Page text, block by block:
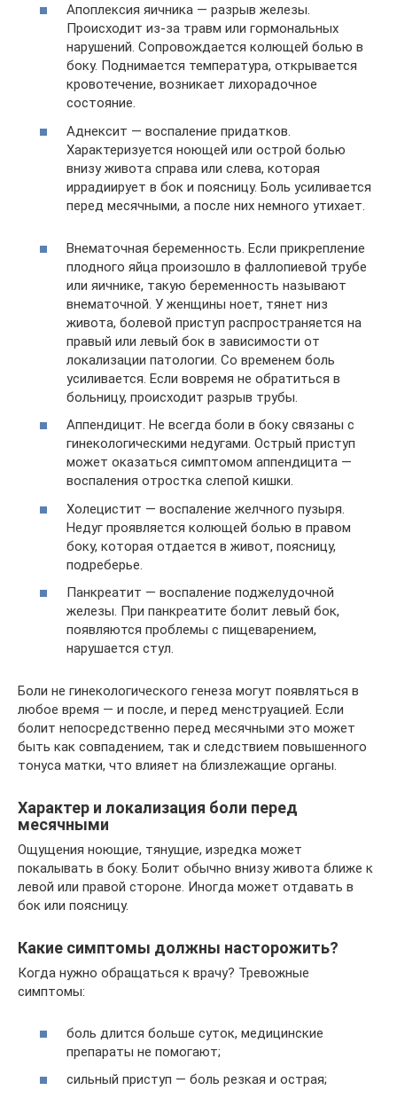
Апоплексия яичника — разрыв железы.
Происходит из-за травм или гормональных
нарушений. Сопровождается колющей болью в
боку. Поднимается температура, открывается
кровотечение, возникает лихорадочное
состояние.
Аднексит — воспаление придатков.
Характеризуется ноющей или острой болью
внизу живота справа или слева, которая
иррадиирует в бок и поясницу. Боль усиливается
перед месячными, а после них немного утихает.
Внематочная беременность. Если прикрепление
плодного яйца произошло в фаллопиевой трубе
или яичнике, такую беременность называют
внематочной. У женщины ноет, тянет низ
живота, болевой приступ распространяется на
правый или левый бок в зависимости от
локализации патологии. Со временем боль
усиливается. Если вовремя не обратиться в
больницу, происходит разрыв трубы.
Аппендицит. Не всегда боли в боку связаны с
гинекологическими недугами. Острый приступ
может оказаться симптомом аппендицита —
воспаления отростка слепой кишки.
Холецистит — воспаление желчного пузыря.
Недуг проявляется колющей болью в правом
боку, которая отдается в живот, поясницу,
подреберье.
Панкреатит — воспаление поджелудочной
железы. При панкреатите болит левый бок,
появляются проблемы с пищеварением,
нарушается стул.
Боли не гинекологического генеза могут появляться в
любое время — и после, и перед менструацией. Если
болит непосредственно перед месячными это может
быть как совпадением, так и следствием повышенного
тонуса матки, что влияет на близлежащие органы.
Характер и локализация боли перед
месячными
Ощущения ноющие, тянущие, изредка может
покалывать в боку. Болит обычно внизу живота ближе к
левой или правой стороне. Иногда может отдавать в
бок или поясницу.
Какие симптомы должны насторожить?
Когда нужно обращаться к врачу? Тревожные
симптомы:
боль длится больше суток, медицинские
препараты не помогают;
сильный приступ — боль резкая и острая;